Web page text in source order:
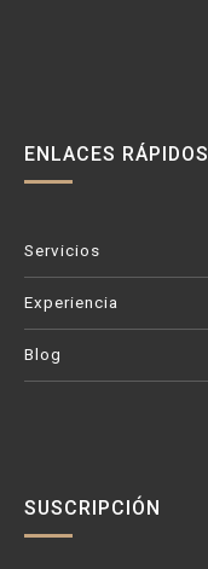
ENLACES RÁPIDOS
Servicios
Experiencia
Blog
SUSCRIPCIÓN